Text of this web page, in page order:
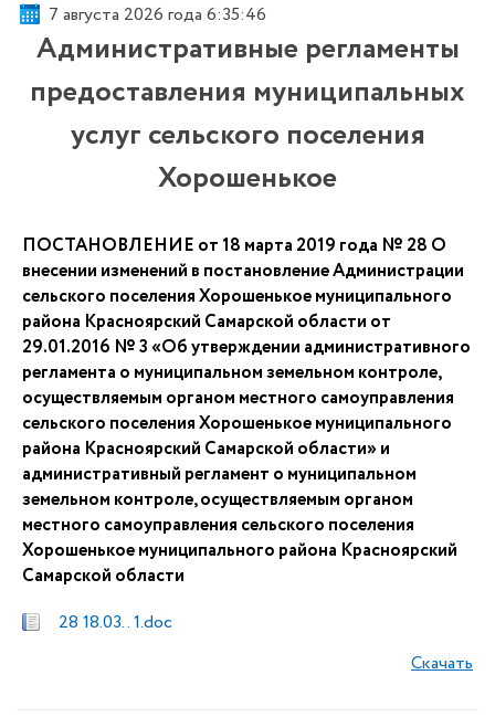
7 августа 2026 года 6:35:47
Административные регламенты
предоставления муниципальных
услуг сельского поселения
Хорошенькое
ПОСТАНОВЛЕНИЕ от 18 марта 2019 года № 28 О
внесении изменений в постановление Администрации
сельского поселения Хорошенькое муниципального
района Красноярский Самарской области от
29.01.2016 № 3 «Об утверждении административного
регламента о муниципальном земельном контроле,
осуществляемым органом местного самоуправления
сельского поселения Хорошенькое муниципального
района Красноярский Самарской области» и
административный регламент о муниципальном
земельном контроле, осуществляемым органом
местного самоуправления сельского поселения
Хорошенькое муниципального района Красноярский
Самарской области
28 18.03. . 1.doc
Скачать